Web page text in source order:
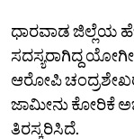
ಧಾರವಾಡ ಜಿಲ್ಲೆಯ
ಸದಸ್ಯರಾಗಿದ್ದ
ಆರೋಪಿ
ಜಾಮೀನು ಕೋರಿಕೆ
ತಿರಸ್ಕರಿಸಿದೆ.